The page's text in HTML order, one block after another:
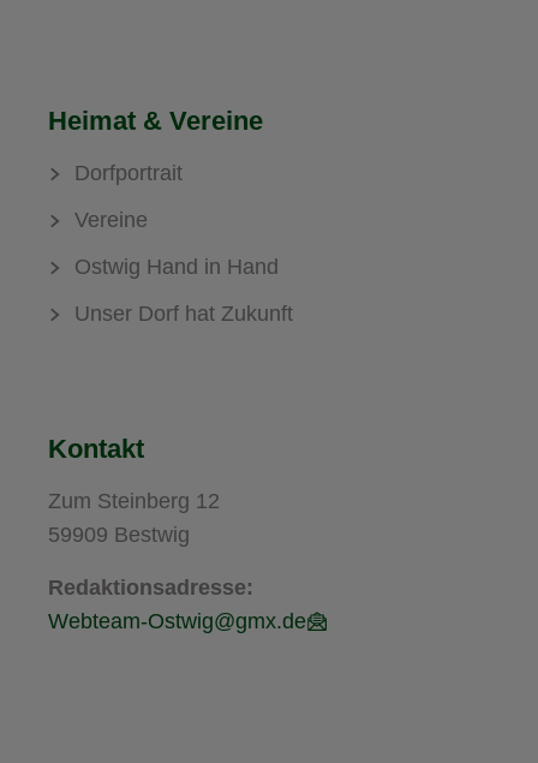
Heimat & Vereine
Dorfportrait
Vereine
Ostwig Hand in Hand
Unser Dorf hat Zukunft
Kontakt
Zum Steinberg 12
59909 Bestwig
Redaktionsadresse:
Webteam-Ostwig@gmx.de